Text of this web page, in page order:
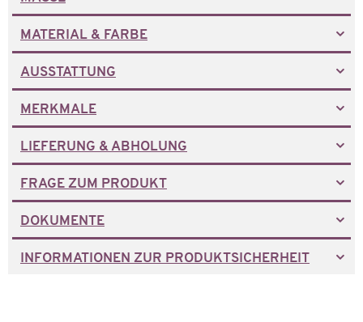
MATERIAL & FARBE
AUSSTATTUNG
MERKMALE
LIEFERUNG & ABHOLUNG
FRAGE ZUM PRODUKT
DOKUMENTE
INFORMATIONEN ZUR PRODUKTSICHERHEIT